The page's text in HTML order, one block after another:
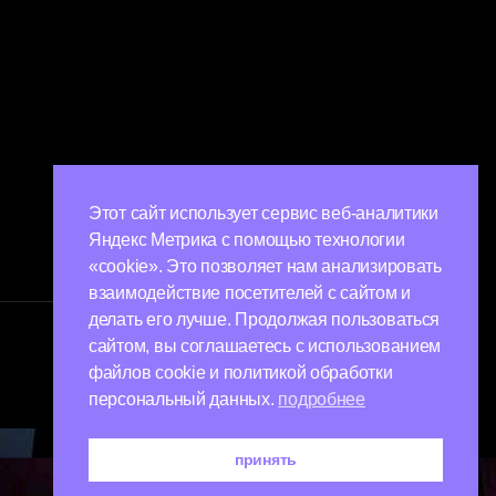
Наверх
Этот сайт использует сервис веб-аналитики
Яндекс Метрика с помощью технологии
«cookie». Это позволяет нам анализировать
взаимодействие посетителей с сайтом и
делать его лучше. Продолжая пользоваться
сайтом, вы соглашаетесь с использованием
файлов cookie и политикой обработки
персональный данных. подробнее
принять